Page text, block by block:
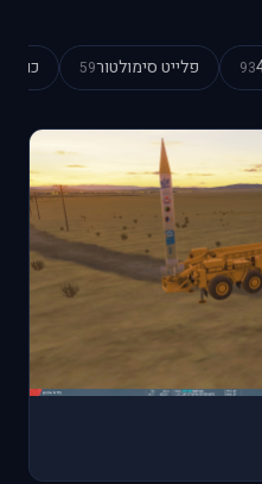
93 פלייט סימולטור59 כוכב